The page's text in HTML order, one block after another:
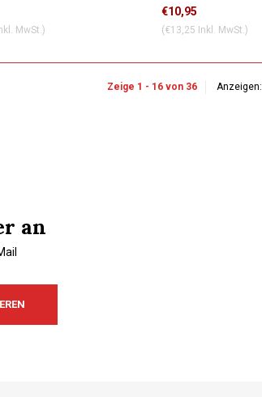
MwSt.)
€10,95
(€13,25 Inkl. MwSt.)
Zeige 1 - 16 von 36 Anzeigen:
an